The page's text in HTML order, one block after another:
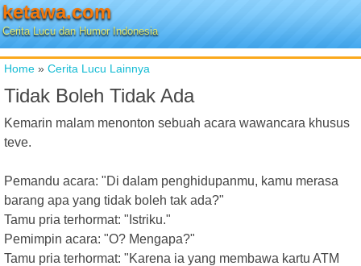
ketawa.com
Cerita Lucu dan Humor Indonesia
Home » Cerita Lucu Lainnya
Tidak Boleh Tidak Ada
Kemarin malam menonton sebuah acara wawancara khusus
teve.
Pemandu acara: "Di dalam penghidupanmu, kamu merasa
barang apa yang tidak boleh tak ada?"
Tamu pria terhormat: "Istriku."
Pemimpin acara: "O? Mengapa?"
Tamu pria terhormat: "Karena ia yang membawa kartu ATM